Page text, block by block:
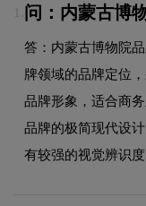
问：内蒙古博
答：内蒙古博物院
牌领域的品牌定位
品牌形象，适合商
品牌的极简现代设
有较强的视觉辨识度